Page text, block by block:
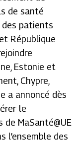
de santé
des patients
République
Estonie et
Chypre,
a annoncé dès
le
MaSanté@UE
l’ensemble des